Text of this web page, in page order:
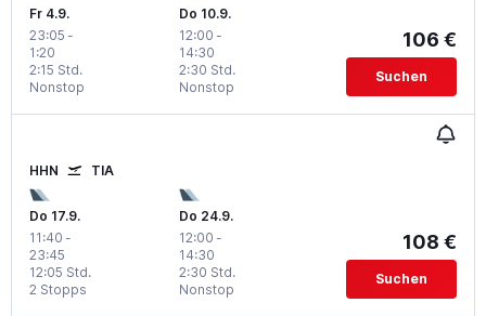
Fr 4.9.
23:05 -
1:20
Nonstop
2:15 Std.
Do 10.9.
12:00 -
14:30
Nonstop
2:30 Std.
106 €
Suchen
HHN TIA
Do 17.9.
11:40 -
23:45
2 Stopps
12:05 Std.
Do 24.9.
12:00 -
14:30
Nonstop
2:30 Std.
108 €
Suchen